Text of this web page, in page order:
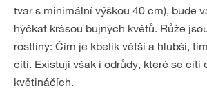
tvar s minimální výškou 40 cm), bude
hýčkat krásou bujných květů. Růže
rostliny: Čím je kbelík větší a hlubší,
cítí. Existují však i odrůdy, které se cítí
květináčích.